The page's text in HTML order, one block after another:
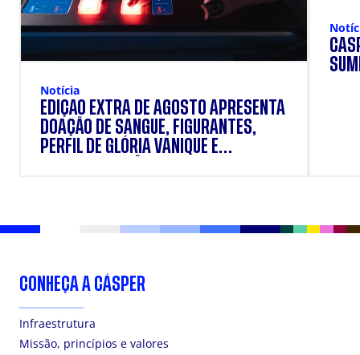
Notícia
EDIÇÃO EXTRA DE AGOSTO APRESENTA
DOAÇÃO DE SANGUE, FIGURANTES,
PERFIL DE GLÓRIA VANIQUE E
CONHEÇA A CÁSPER
Infraestrutura
Missão, princípios e valores